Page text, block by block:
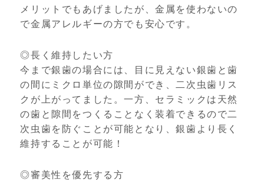
メリットでもあげましたが、金属を使わないの
で金属アレルギーの方でも安心です。
◎長く維持したい方
今まで銀歯の場合には、目に見えない銀歯と歯
の間にミクロ単位の隙間ができ、二次虫歯リス
クが上がってました。一方、セラミックは天然
の歯と隙間をつくることなく装着できるので二
次虫歯を防ぐことが可能となり、銀歯より長く
維持することが可能！
◎審美性を優先する方